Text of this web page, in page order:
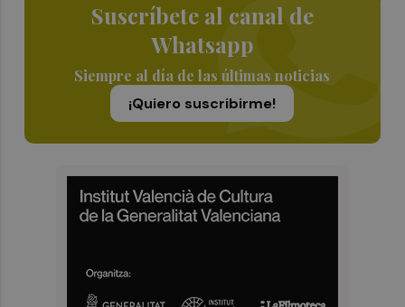
Suscríbete al canal de
Whatsapp
Siempre al día de las últimas noticias
¡Quiero suscribirme!